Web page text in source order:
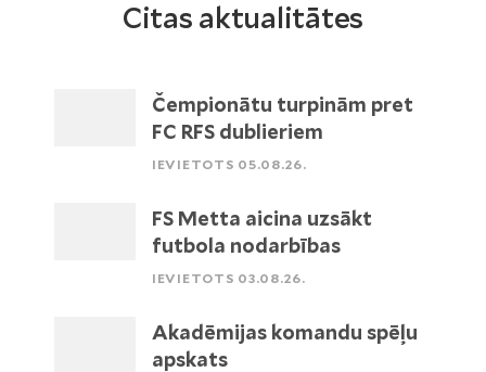
Citas aktualitātes
Čempionātu turpinām pret
FC RFS dublieriem
IEVIETOTS 05.08.26.
FS Metta aicina uzsākt
futbola nodarbības
IEVIETOTS 03.08.26.
Akadēmijas komandu spēļu
apskats